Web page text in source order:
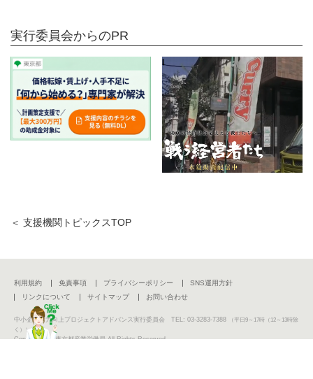
実行委員会からのPR
＜ 支援機関トピックスTOP
利用規約 免責事項 プライバシーポリシー
SNS運用方針
リンクについて
サイトマップ お問い合わせ
中小企業活力向上プロジェクトアドバンス実行委員会 TEL: 03-3283-7388
（平日9～17時（12～13時除
く））
Copyright (C) 東京都産業労働局 All Rights Reserved.